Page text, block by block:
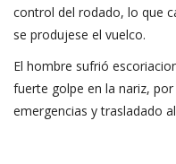
control del rodado, lo que
se produjese el vuelco.
El hombre sufrió
fuerte golpe en la nariz,
emergencias y trasladado